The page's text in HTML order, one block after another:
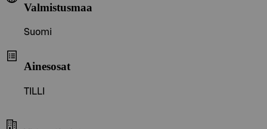
Valmistusmaa
Suomi
Ainesosat
TILLI